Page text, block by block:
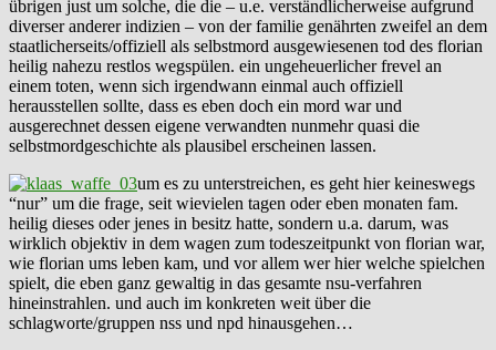
übrigen just um solche, die die – u.e. verständlicherweise aufgrund
diverser anderer indizien – von der familie genährten zweifel an dem
staatlicherseits/offiziell als selbstmord ausgewiesenen tod des florian
heilig nahezu restlos wegspülen. ein ungeheuerlicher frevel an
einem toten, wenn sich irgendwann einmal auch offiziell
herausstellen sollte, dass es eben doch ein mord war und
ausgerechnet dessen eigene verwandten nunmehr quasi die
selbstmordgeschichte als plausibel erscheinen lassen.
um es zu unterstreichen, es geht hier keineswegs
“nur” um die frage, seit wievielen tagen oder eben monaten fam.
heilig dieses oder jenes in besitz hatte, sondern u.a. darum, was
wirklich objektiv in dem wagen zum todeszeitpunkt von florian war,
wie florian ums leben kam, und vor allem wer hier welche spielchen
spielt, die eben ganz gewaltig in das gesamte nsu-verfahren
hineinstrahlen. und auch im konkreten weit über die
schlagworte/gruppen nss und npd hinausgehen…